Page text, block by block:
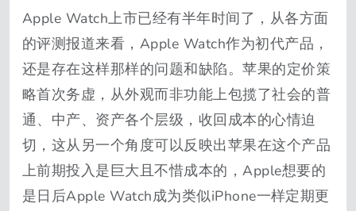
Apple Watch上市已经有半年时间了，从各方面
的评测报道来看，Apple Watch作为初代产品，
还是存在这样那样的问题和缺陷。苹果的定价策
略首次务虚，从外观而非功能上包揽了社会的普
通、中产、资产各个层级，收回成本的心情迫
切，这从另一个角度可以反映出苹果在这个产品
上前期投入是巨大且不惜成本的，Apple想要的
是日后Apple Watch成为类似iPhone一样定期更